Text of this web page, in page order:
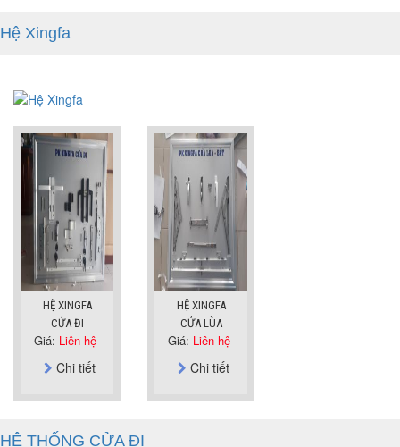
Hệ Xingfa
HỆ XINGFA
CỬA ĐI
Giá: Liên hệ
Chi tiết
HỆ XINGFA
CỬA LÙA
Giá: Liên hệ
Chi tiết
HỆ THỐNG CỬA ĐI